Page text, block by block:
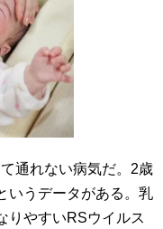
通れない病気だ。2歳
いうデータがある。乳
りやすいRSウイルス